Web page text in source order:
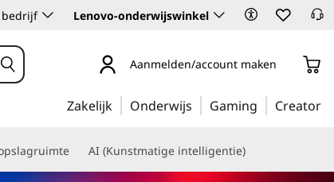
bedrijf Lenovo-onderwijswinkel
Aanmelden/account maken
Zakelijk Onderwijs Gaming Creator
AI (Kunstmatige intelligentie)